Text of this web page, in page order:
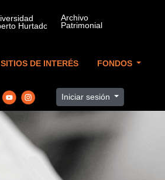
SITIOS DE INTERÉS FONDOS
Iniciar sesión